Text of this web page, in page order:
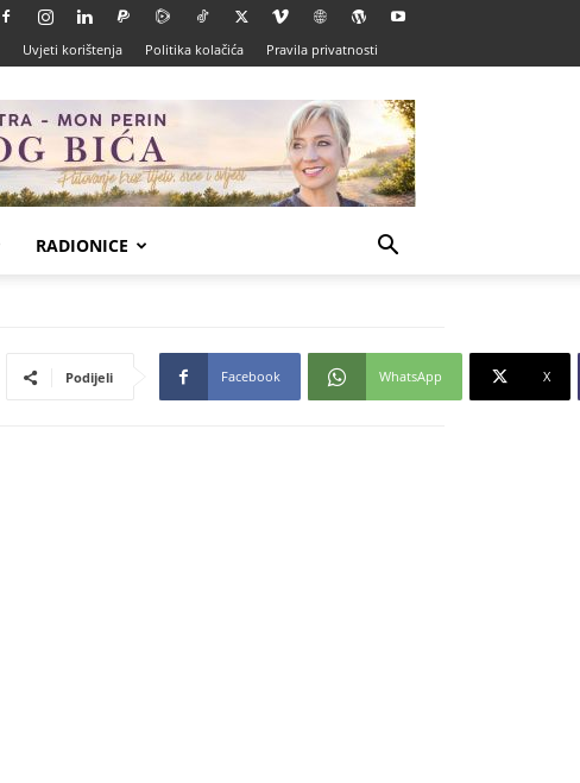
Uvjeti korištenja Politika kolačića Pravila privatnosti
RADIONICE
Podijeli Facebook WhatsApp X